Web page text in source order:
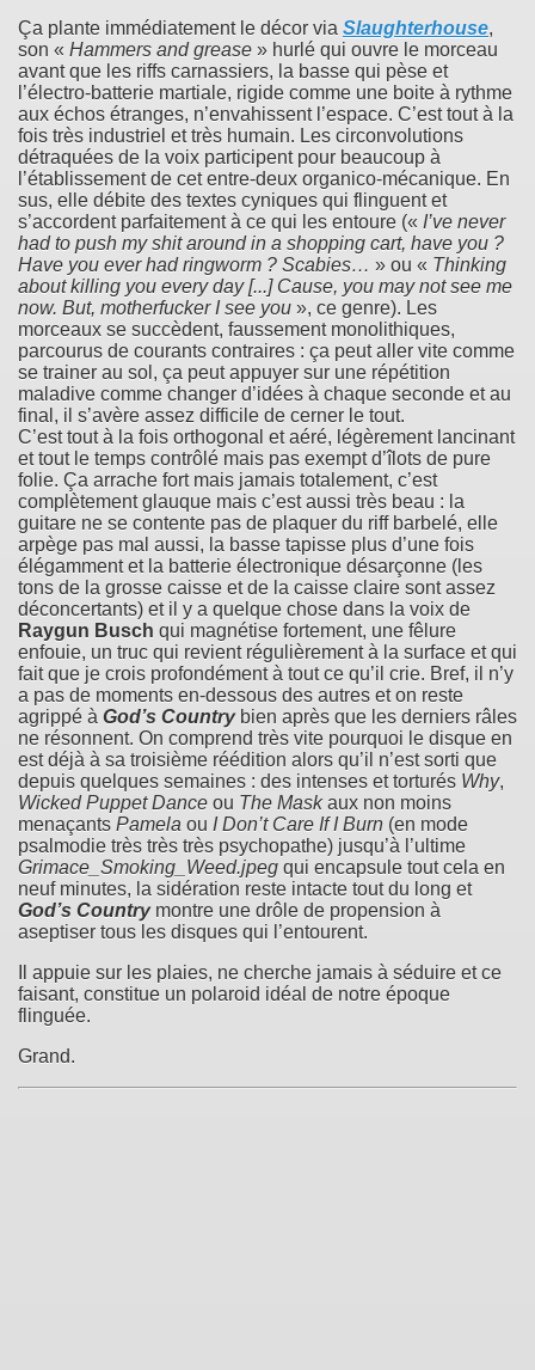
Ça plante immédiatement le décor via Slaughterhouse,
son « Hammers and grease » hurlé qui ouvre le morceau
avant que les riffs carnassiers, la basse qui pèse et
l’électro-batterie martiale, rigide comme une boite à rythme
aux échos étranges, n’envahissent l’espace. C’est tout à la
fois très industriel et très humain. Les circonvolutions
détraquées de la voix participent pour beaucoup à
l’établissement de cet entre-deux organico-mécanique. En
sus, elle débite des textes cyniques qui flinguent et
s’accordent parfaitement à ce qui les entoure (« I’ve never
had to push my shit around in a shopping cart, have you ?
Have you ever had ringworm ? Scabies… » ou « Thinking
about killing you every day [...] Cause, you may not see me
now. But, motherfucker I see you », ce genre). Les
morceaux se succèdent, faussement monolithiques,
parcourus de courants contraires : ça peut aller vite comme
se trainer au sol, ça peut appuyer sur une répétition
maladive comme changer d’idées à chaque seconde et au
final, il s’avère assez difficile de cerner le tout.
C’est tout à la fois orthogonal et aéré, légèrement lancinant
et tout le temps contrôlé mais pas exempt d’îlots de pure
folie. Ça arrache fort mais jamais totalement, c’est
complètement glauque mais c’est aussi très beau : la
guitare ne se contente pas de plaquer du riff barbelé, elle
arpège pas mal aussi, la basse tapisse plus d’une fois
élégamment et la batterie électronique désarçonne (les
tons de la grosse caisse et de la caisse claire sont assez
déconcertants) et il y a quelque chose dans la voix de
Raygun Busch qui magnétise fortement, une fêlure
enfouie, un truc qui revient régulièrement à la surface et qui
fait que je crois profondément à tout ce qu’il crie. Bref, il n’y
a pas de moments en-dessous des autres et on reste
agrippé à God’s Country bien après que les derniers râles
ne résonnent. On comprend très vite pourquoi le disque en
est déjà à sa troisième réédition alors qu’il n’est sorti que
depuis quelques semaines : des intenses et torturés Why,
Wicked Puppet Dance ou The Maskaux non moins
menaçants Pamela ou I Don’t Care If I Burn (en mode
psalmodie très très très psychopathe) jusqu’à l’ultime
Grimace_Smoking_Weed.jpeg qui encapsule tout cela en
neuf minutes, la sidération reste intacte tout du long et
God’s Country montre une drôle de propension à
aseptiser tous les disques qui l’entourent.
Il appuie sur les plaies, ne cherche jamais à séduire et ce
faisant, constitue un polaroid idéal de notre époque
flinguée.
Grand.